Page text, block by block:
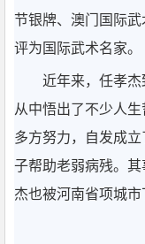
节银牌、澳门国际
评为国际武术名家。
近年来，任孝杰
从中悟出了不少人
多方努力，自发成
子帮助老弱病残。
杰也被河南省项城市